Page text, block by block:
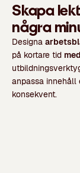
Skapa
några
Designa
på kortare tid
anpassa
konsekvent.